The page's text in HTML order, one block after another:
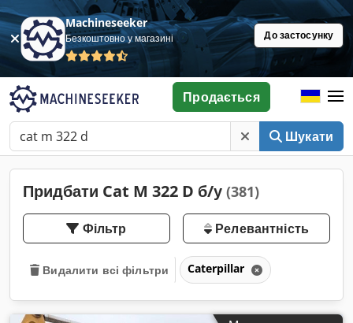
Machineseeker
Безкоштовно у магазині До застосунку
Шукати
Продається
Придбати Cat M 322 D б/у (381)
Фільтр Релевантність
Видалити всі фільтри Caterpillar